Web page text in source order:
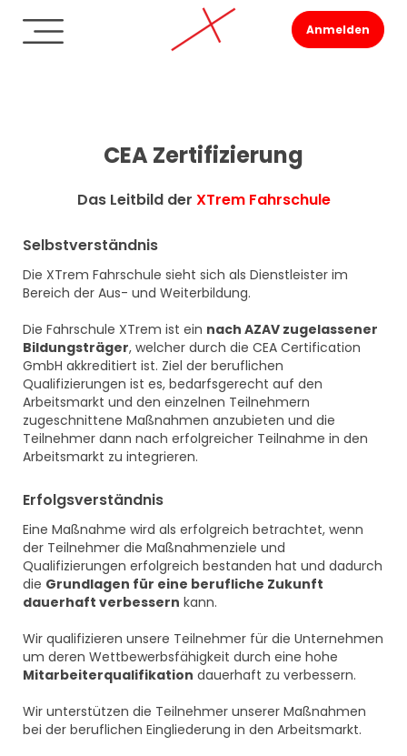
Anmelden
CEA Zertifizierung
Das Leitbild der XTrem Fahrschule
Selbstverständnis
Die XTrem Fahrschule sieht sich als Dienstleister im
Bereich der Aus- und Weiterbildung.
Die Fahrschule XTrem ist ein nach AZAV zugelassener
Bildungsträger, welcher durch die CEA Certification
GmbH akkreditiert ist. Ziel der beruflichen
Qualifizierungen ist es, bedarfsgerecht auf den
Arbeitsmarkt und den einzelnen Teilnehmern
zugeschnittene Maßnahmen anzubieten und die
Teilnehmer dann nach erfolgreicher Teilnahme in den
Arbeitsmarkt zu integrieren.
Erfolgsverständnis
Eine Maßnahme wird als erfolgreich betrachtet, wenn
der Teilnehmer die Maßnahmenziele und
Qualifizierungen erfolgreich bestanden hat und dadurch
die Grundlagen für eine berufliche Zukunft
dauerhaft verbessern kann.
Wir qualifizieren unsere Teilnehmer für die Unternehmen
um deren Wettbewerbsfähigkeit durch eine hohe
Mitarbeiterqualifikation dauerhaft zu verbessern.
Wir unterstützen die Teilnehmer unserer Maßnahmen
bei der beruflichen Eingliederung in den Arbeitsmarkt.